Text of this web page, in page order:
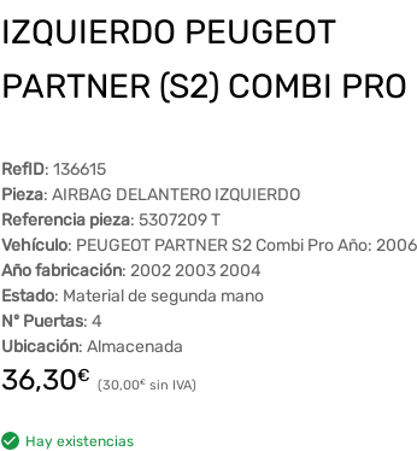
IZQUIERDO PEUGEOT
PARTNER (S2) COMBI PRO
RefID: 136615
Pieza: AIRBAG DELANTERO IZQUIERDO
Referencia pieza: 5307209 T
Vehículo: PEUGEOT PARTNER S2 Combi Pro Año: 2006
Año fabricación: 2002 2003 2004
Estado: Material de segunda mano
Nº Puertas: 4
Ubicación: Almacenada
36,30€ 30,00€
Hay existencias